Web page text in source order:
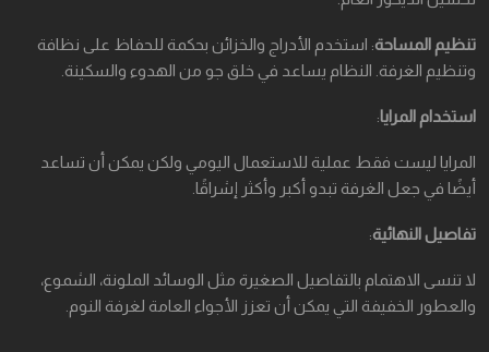
تنظيم المساحة: استخدم الأدراج والخزائن بحكمة للحفاظ على نظافة
وتنظيم الغرفة. النظام يساعد في خلق جو من الهدوء والسكينة.
استخدام المرايا:
المرايا ليست فقط عملية للاستعمال اليومي ولكن يمكن أن تساعد
أيضًا في جعل الغرفة تبدو أكبر وأكثر إشراقًا.
تفاصيل النهائية:
لا تنسى الاهتمام بالتفاصيل الصغيرة مثل الوسائد الملونة، الشموع،
والعطور الخفيفة التي يمكن أن تعزز الأجواء العامة لغرفة النوم.